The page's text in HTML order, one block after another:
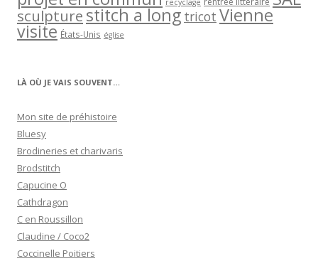
recyclage
sculpturestitch a long tricot Vienne
visite États-Unis église
LÀ OÙ JE VAIS SOUVENT…
Mon site de préhistoire
Bluesy
Brodineries et charivaris
Brodstitch
Capucine O
Cathdragon
C en Roussillon
Claudine / Coco2
Coccinelle Poitiers